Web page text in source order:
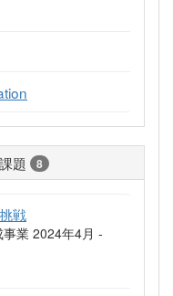
題 8
戦
業 2024年4月 -